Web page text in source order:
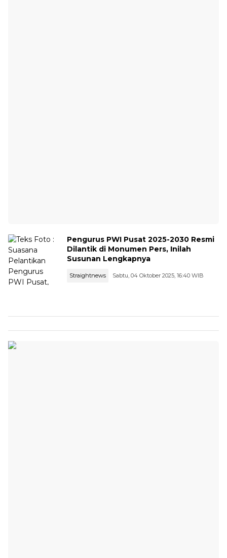
Pengurus PWI Pusat 2025-2030 Resmi
Dilantik di Monumen Pers, Inilah
Susunan Lengkapnya
Straightnews Sabtu, 04 Oktober 2025, 16:40 WIB